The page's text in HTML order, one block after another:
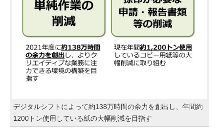
デジタルシフトによって約138万時間の余力を創出し、年間約
1200トン使用している紙の大幅削減を目指す